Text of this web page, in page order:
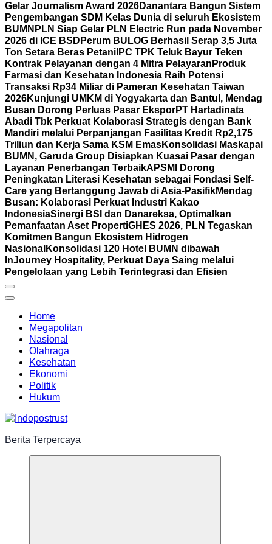
Gelar Journalism Award 2026Danantara Bangun Sistem
Pengembangan SDM Kelas Dunia di seluruh Ekosistem
BUMN PLN Siap Gelar PLN Electric Run pada November
2026 di ICE BSD Perum BULOG Berhasil Serap 3,5 Juta
Ton Setara Beras Petani IPC TPK Teluk Bayur Teken
Kontrak Pelayanan dengan 4 Mitra Pelayaran Produk
Farmasi dan Kesehatan Indonesia Raih Potensi
Transaksi Rp34 Miliar di Pameran Kesehatan Taiwan
2026Kunjungi UMKM di Yogyakarta dan Bantul, Mendag
Busan Dorong Perluas Pasar EksporPT Hartadinata
Abadi Tbk Perkuat Kolaborasi Strategis dengan Bank
Mandiri melalui Perpanjangan Fasilitas Kredit Rp2,175
Triliun dan Kerja Sama KSM EmasKonsolidasi Maskapai
BUMN, Garuda Group Disiapkan Kuasai Pasar dengan
Layanan Penerbangan TerbaikAPSMI Dorong
Peningkatan Literasi Kesehatan sebagai Fondasi Self-
Care yang Bertanggung Jawab di Asia-PasifikMendag
Busan: Kolaborasi Perkuat Industri Kakao
IndonesiaSinergi BSI dan Danareksa, Optimalkan
Pemanfaatan Aset PropertiGHES 2026, PLN Tegaskan
Komitmen Bangun Ekosistem Hidrogen
Nasional Konsolidasi 120 Hotel BUMN dibawah
InJourney Hospitality, Perkuat Daya Saing melalui
Pengelolaan yang Lebih Terintegrasi dan Efisien
Home
Megapolitan
Nasional
Olahraga
Kesehatan
Ekonomi
Politik
Hukum
Berita Terpercaya